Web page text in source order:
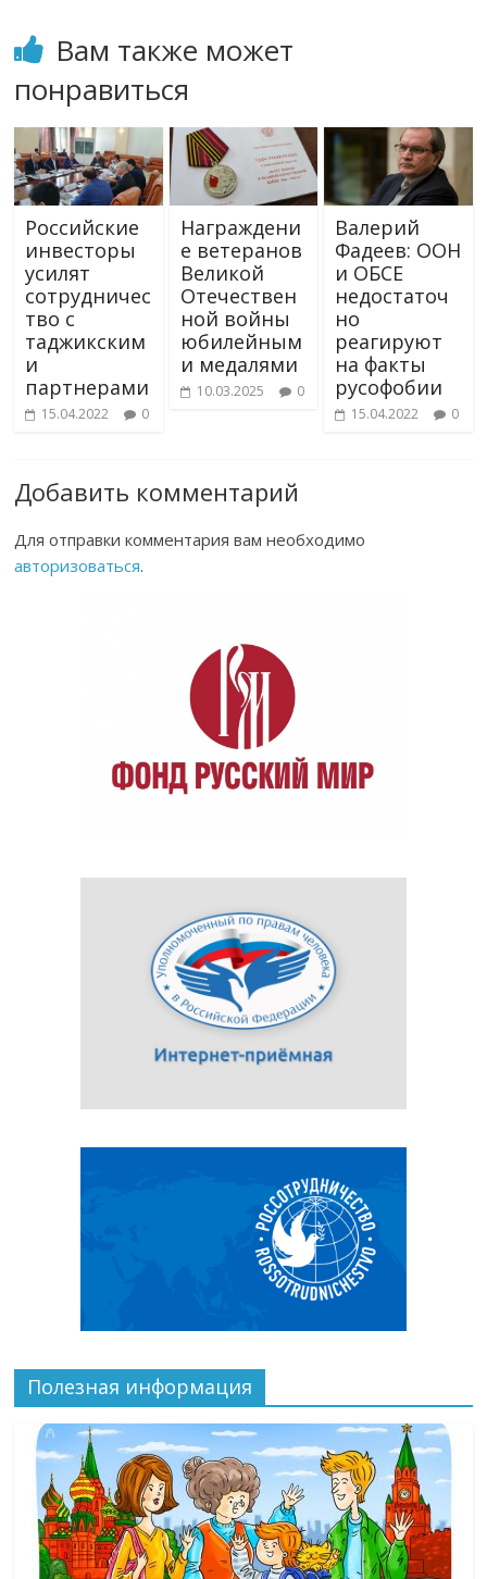
Вам также может
понравиться
Российские
инвесторы
усилят
сотрудничес
тво с
таджикским
и
партнерами
15.04.2022 0
Награждени
е ветеранов
Великой
Отечествен
ной войны
юбилейным
и медалями
10.03.2025 0
Валерий
Фадеев: ООН
и ОБСЕ
недостаточ
но
реагируют
на факты
русофобии
15.04.2022 0
Добавить комментарий
Для отправки комментария вам необходимо
авторизоваться.
Полезная информация